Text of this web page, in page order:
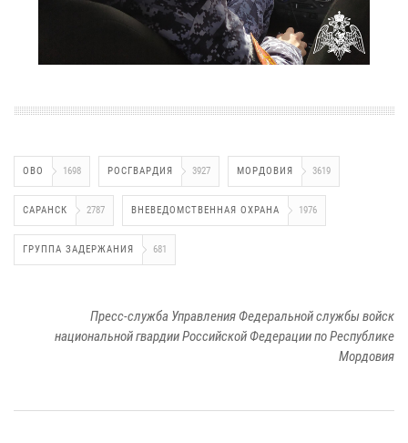
ОВО 1698 РОСГВАРДИЯ 3927 МОРДОВИЯ 3619
САРАНСК 2787 ВНЕВЕДОМСТВЕННАЯ ОХРАНА 1976
ГРУППА ЗАДЕРЖАНИЯ 681
Пресс-служба Управления Федеральной службы войск
национальной гвардии Российской Федерации по Республике
Мордовия